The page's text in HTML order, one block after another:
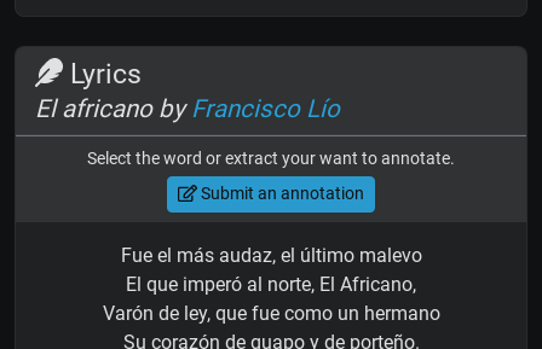
Lyrics
El africano byFrancisco Lío
Select the word or extract your want to annotate.
Submit an annotation
Fue el más audaz, el último malevo
El que imperó al norte, El Africano,
Varón de ley, que fue como un hermano
Su corazón de guapo y de porteño.